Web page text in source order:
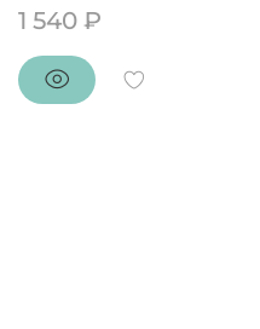
1 540 ₽